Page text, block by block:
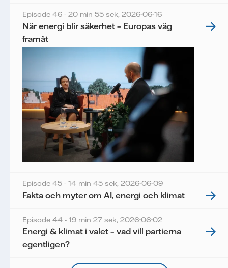
Episode 46 - 20 min 55 sek, 2026-06-16
När energi blir säkerhet – Europas väg
framåt
Episode 45 - 14 min 45 sek, 2026-06-09
Fakta och myter om AI, energi och klimat
Episode 44 - 19 min 27 sek, 2026-06-02
Energi & klimat i valet – vad vill partierna
egentligen?